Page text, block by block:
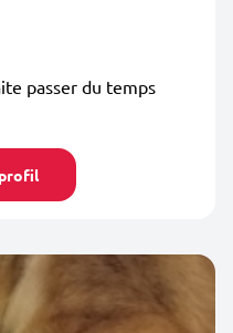
passer du temps